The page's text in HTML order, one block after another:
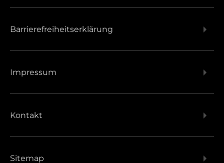
Barrierefreiheitserklärung
Impressum
Kontakt
Sitemap